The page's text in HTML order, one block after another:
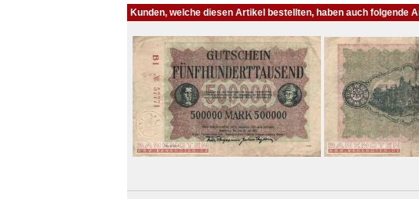
Kunden, welche diesen Artikel bestellten, haben auch folgende